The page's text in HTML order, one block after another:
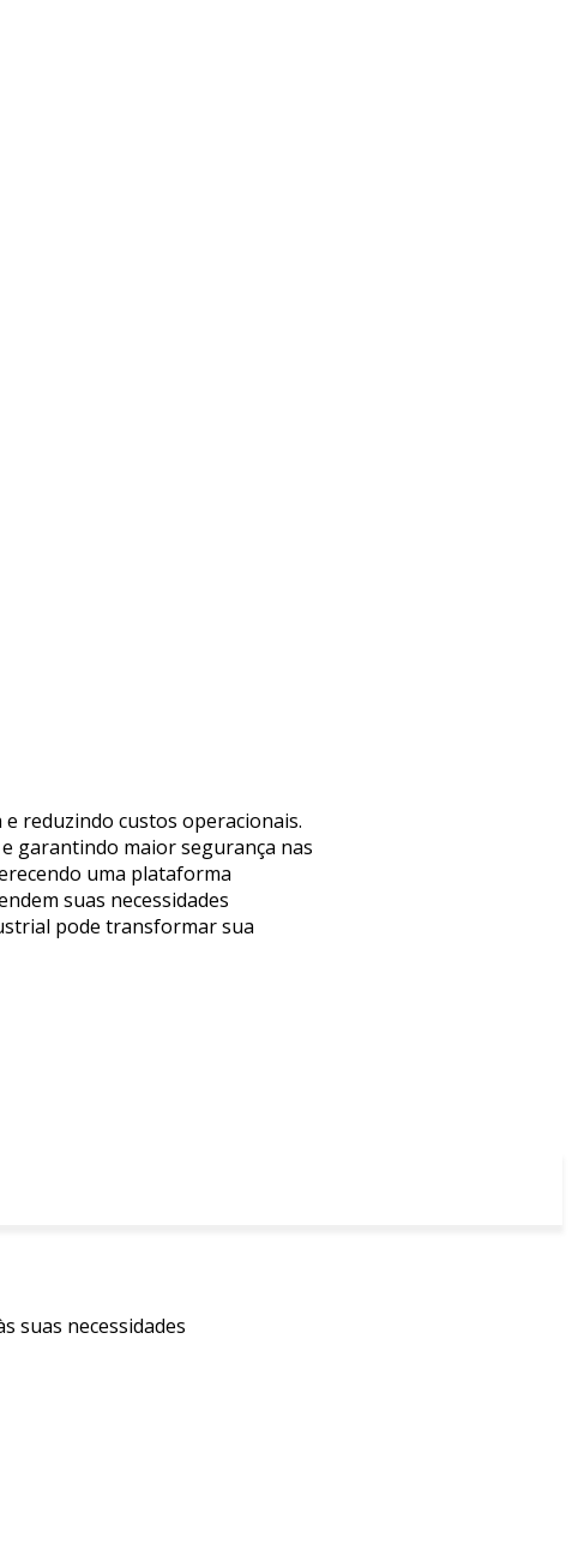
reduzindo custos operacionais.
garantindo maior segurança nas
uma plataforma
suas necessidades
pode transformar sua
suas necessidades